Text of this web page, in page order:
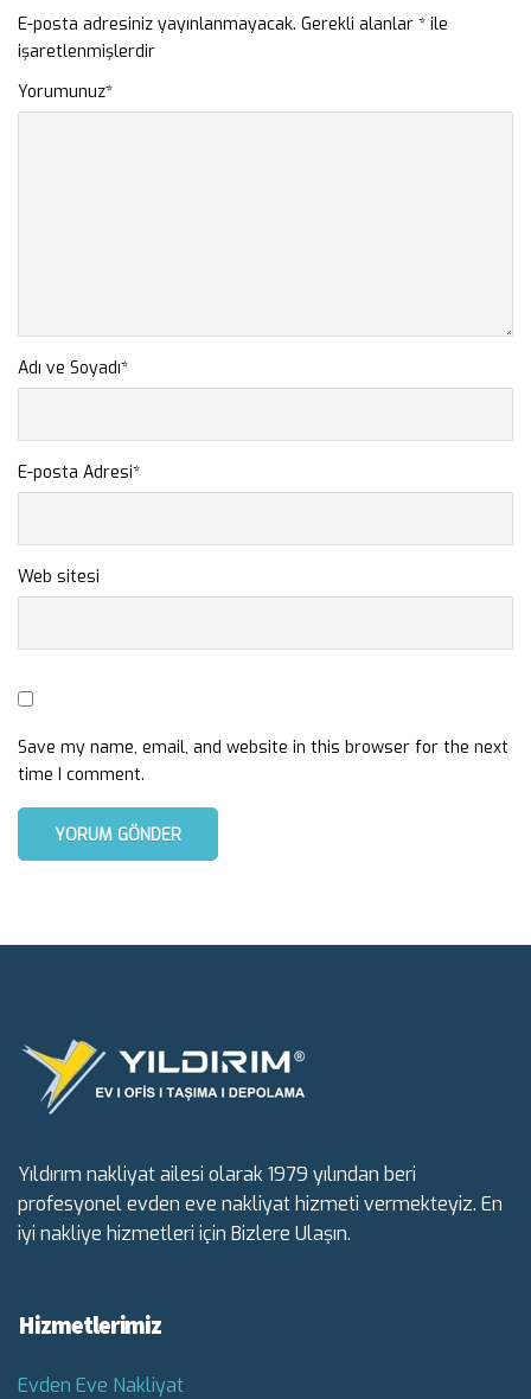
E-posta adresiniz yayınlanmayacak. Gerekli alanlar * ile
işaretlenmişlerdir
Yorumunuz*
Adı ve Soyadı*
E-posta Adresi*
Web sitesi
Save my name, email, and website in this browser for the next
time I comment.
Yıldırım nakliyat ailesi olarak 1979 yılından beri
profesyonel evden eve nakliyat hizmeti vermekteyiz. En
iyi nakliye hizmetleri için Bizlere Ulaşın.
Hizmetlerimiz
Evden Eve Nakliyat